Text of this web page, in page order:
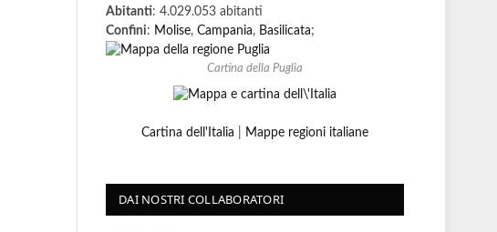
Abitanti: 4.029.053 abitanti
Confini: Molise, Campania, Basilicata;
Cartina della Puglia
Cartina dell'Italia Mappe regioni italiane
DAI NOSTRI COLLABORATORI